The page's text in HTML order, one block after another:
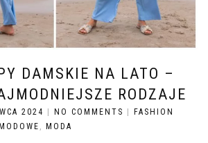
DAMSKIE NA LATO –
RODZAJE
2024 NO COMMENTS
FASHION
, MODA